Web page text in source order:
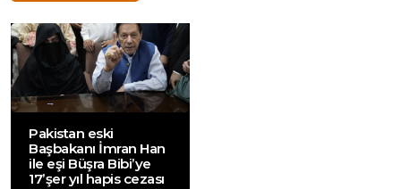
Pakistan eski
Başbakanı İmran Han
ile eşi Büşra Bibi’ye
17’şer yıl hapis cezası